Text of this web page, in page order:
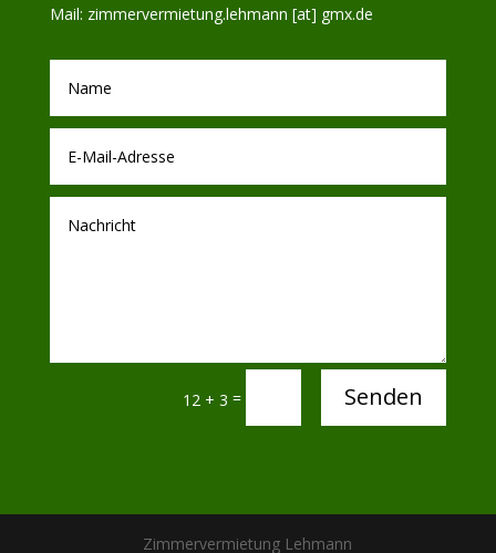
Mail: zimmervermietung.lehmann [at] gmx.de
12 + 3 = Senden
Zimmervermietung Lehmann